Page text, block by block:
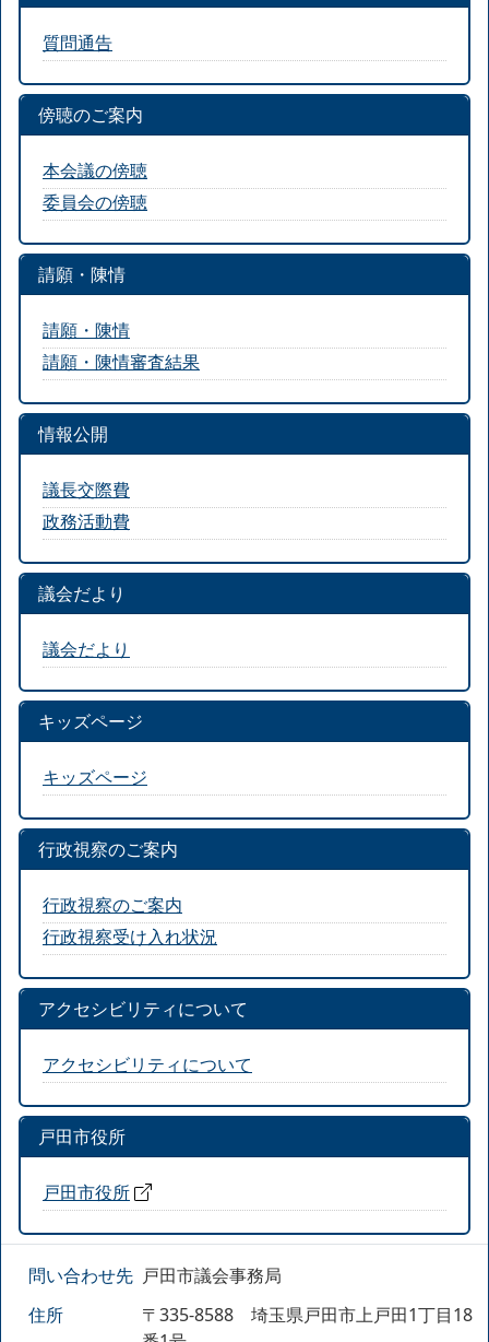
質問通告
傍聴のご案内
本会議の傍聴
委員会の傍聴
請願・陳情
請願・陳情
請願・陳情審査結果
情報公開
議長交際費
政務活動費
議会だより
議会だより
キッズページ
キッズページ
行政視察のご案内
行政視察のご案内
行政視察受け入れ状況
アクセシビリティについて
アクセシビリティについて
戸田市役所
戸田市役所
問い合わせ先 戸田市議会事務局
住所
〒335-8588 埼玉県戸田市上戸田1丁目18